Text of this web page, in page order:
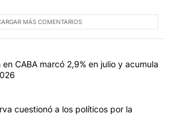
MÁS COMENTARIOS
artículos con más comentarios en los
con el título "La inflación en CABA
en CABA marcó 2,9% en julio y acumula
con el título "García Cuerva cuestionó
cuestionó a los políticos por la